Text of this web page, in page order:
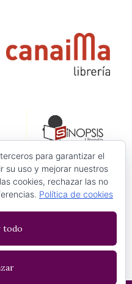
para garantizar el
su uso y mejorar nuestros
cookies, rechazar las no
Política de cookies
todo